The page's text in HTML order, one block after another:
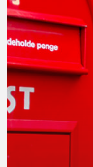
เพล
ย์
ลิ
สต์
ของ
คุณ
เพลง
บทความ